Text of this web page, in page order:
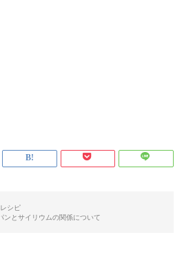
シピ
ンとサイリウムの関係について